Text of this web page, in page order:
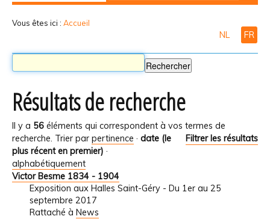
Recherche
Vous êtes ici : Accueil
NL FR
Résultats de recherche
Il y a 56 éléments qui correspondent à vos termes de
recherche.
Filtrer les résultats
Trier par pertinence · date (le
plus récent en premier) ·
alphabétiquement
Victor Besme 1834 - 1904
Exposition aux Halles Saint-Géry - Du 1er au 25
septembre 2017
Rattaché à News